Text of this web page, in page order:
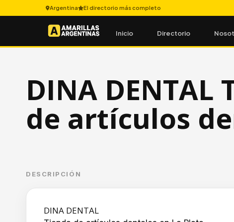
Argentina El directorio más completo
Inicio Directorio
DINA DENTAL
de artículos
DESCRIPCIÓN
DINA DENTAL